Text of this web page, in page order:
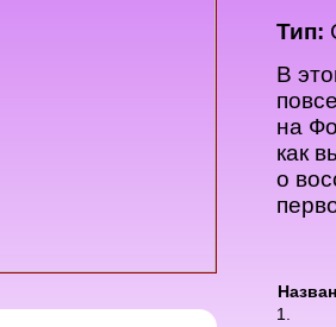
Тип:
В
на
как
о
1.